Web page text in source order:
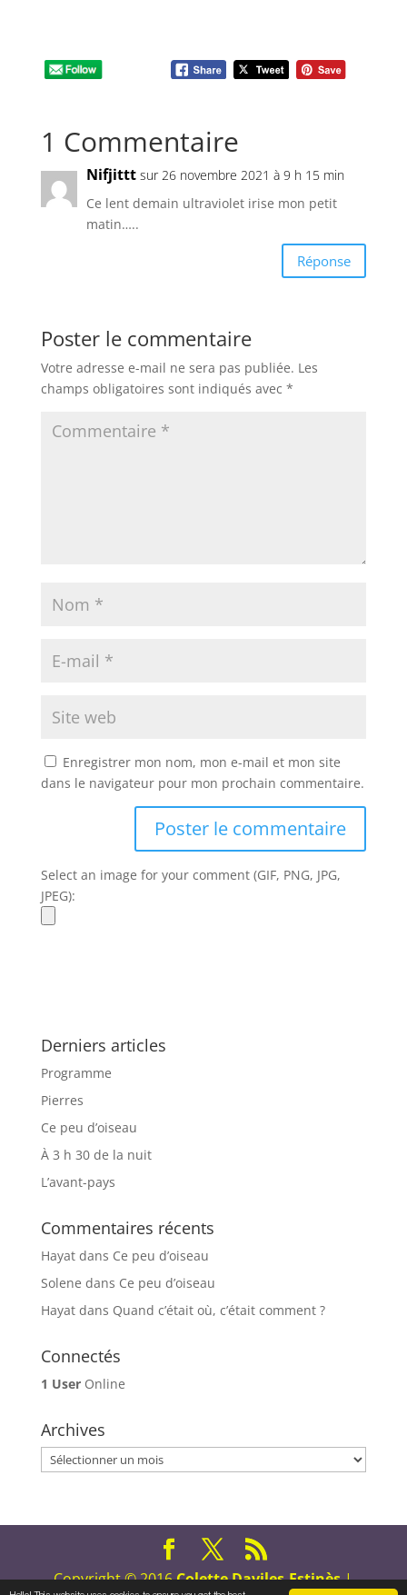
1 Commentaire
Nifjittt sur 26 novembre 2021 à 9 h 15 min
Ce lent demain ultraviolet irise mon petit
matin…..
Réponse
Poster le commentaire
Votre adresse e-mail ne sera pas publiée. Les
champs obligatoires sont indiqués avec *
Enregistrer mon nom, mon e-mail et mon site
dans le navigateur pour mon prochain commentaire.
Select an image for your comment (GIF, PNG, JPG,
JPEG):
Derniers articles
Programme
Pierres
Ce peu d’oiseau
À 3 h 30 de la nuit
L’avant-pays
Commentaires récents
Hayatdans Ce peu d’oiseau
Solene dans Ce peu d’oiseau
Hayatdans Quand c’était où, c’était comment ?
Connectés
1 UserOnline
Archives
Archives
Copyright © 2016Colette Daviles-Estinès|